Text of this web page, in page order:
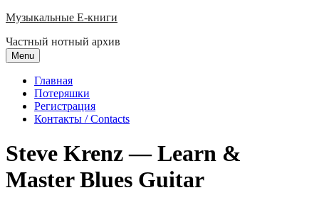
Skip
content
Музыкальные E-книги
Частный нотный архив
Menu
Главная
Потеряшки
Регистрация
Контакты / Contacts
Steve Krenz — Learn &
Master Blues Guitar